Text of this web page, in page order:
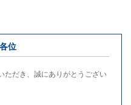
位
ただき、誠にありがとうござい